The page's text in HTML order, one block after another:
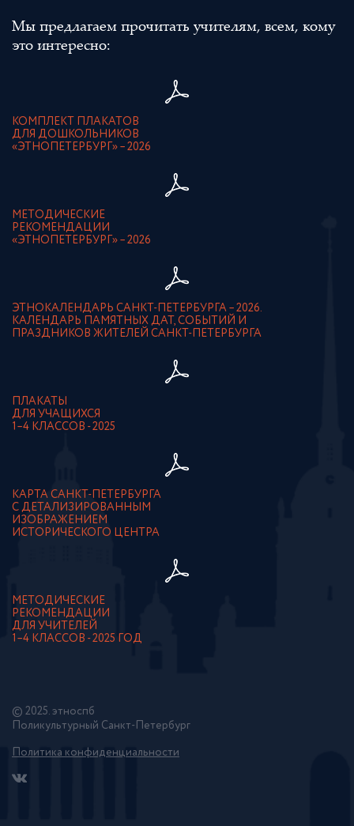
Мы предлагаем прочитать учителям, всем, кому
это интересно:
КОМПЛЕКТ ПЛАКАТОВ
ДЛЯ ДОШКОЛЬНИКОВ
«ЭТНОПЕТЕРБУРГ» – 2026
МЕТОДИЧЕСКИЕ
РЕКОМЕНДАЦИИ
«ЭТНОПЕТЕРБУРГ» – 2026
ЭТНОКАЛЕНДАРЬ САНКТ-ПЕТЕРБУРГА – 2026.
КАЛЕНДАРЬ ПАМЯТНЫХ ДАТ, СОБЫТИЙ И
ПРАЗДНИКОВ ЖИТЕЛЕЙ САНКТ-ПЕТЕРБУРГА
ПЛАКАТЫ
ДЛЯ УЧАЩИХСЯ
1–4 КЛАССОВ - 2025
КАРТА САНКТ-ПЕТЕРБУРГА
С ДЕТАЛИЗИРОВАННЫМ
ИЗОБРАЖЕНИЕМ
ИСТОРИЧЕСКОГО ЦЕНТРА
МЕТОДИЧЕСКИЕ
РЕКОМЕНДАЦИИ
ДЛЯ УЧИТЕЛЕЙ
1–4 КЛАССОВ - 2025 ГОД
© 2025. этноспб
Поликультурный Санкт-Петербург
Политика конфиденциальности